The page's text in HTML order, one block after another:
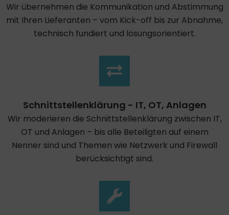
Wir übernehmen die Kommunikation und Abstimmung
mit Ihren Lieferanten – vom Kick-off bis zur Abnahme,
technisch fundiert und lösungsorientiert.
Schnittstellenklärung - IT, OT, Anlagen
Wir moderieren die Schnittstellenklärung zwischen IT,
OT und Anlagen – bis alle Beteiligten auf einem
Nenner sind und Themen wie Netzwerk und Firewall
berücksichtigt sind.